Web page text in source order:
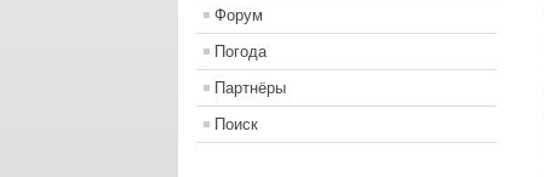
Форум
Погода
Партнёры
Поиск